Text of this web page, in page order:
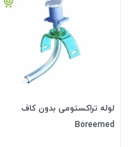
لوله تراکستومی بدون کاف
Boreemed